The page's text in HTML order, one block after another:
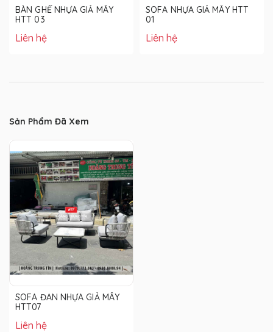
BÀN GHẾ NHỰA GIẢ MÂY
HTT 03
Liên hệ
SOFA NHỰA GIẢ MÂY HTT
01
Liên hệ
Sản Phẩm Đã Xem
SOFA ĐAN NHỰA GIẢ MÂY
HTT07
Liên hệ